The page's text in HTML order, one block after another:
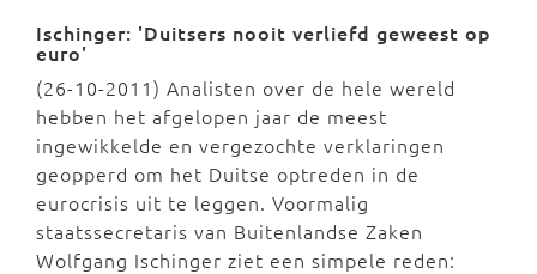
Ischinger: 'Duitsers nooit verliefd geweest op
euro'
(26-10-2011) Analisten over de hele wereld
hebben het afgelopen jaar de meest
ingewikkelde en vergezochte verklaringen
geopperd om het Duitse optreden in de
eurocrisis uit te leggen. Voormalig
staatssecretaris van Buitenlandse Zaken
Wolfgang Ischinger ziet een simpele reden: